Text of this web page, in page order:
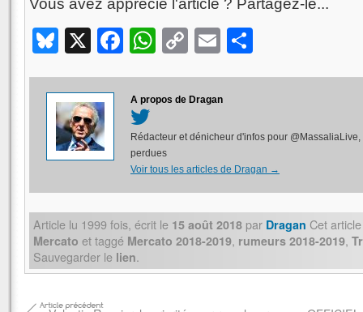
Bluesky
X Facebook
WhatsApp
CopyEmail
A propos de Dragan
Rédacteur et dénicheur d'infos pour
perdues
Voir tous les articles de Dragan →
Article lu 1999 fois, écrit le 15 août 2018 par Dragan Cet
Mercato et taggé Mercato 2018-2019, rumeurs 2018-2019,
Sauvegarder le lien.